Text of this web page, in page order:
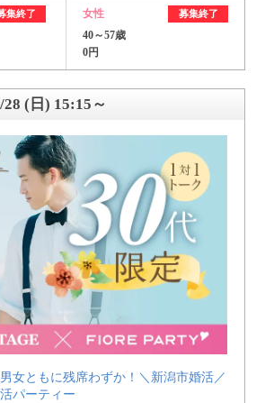
集終了 女性 募集終了
40～57歳
0円
28 (日) 15:15～
女ともに残席わずか！＼新潟市婚活／
パーティー